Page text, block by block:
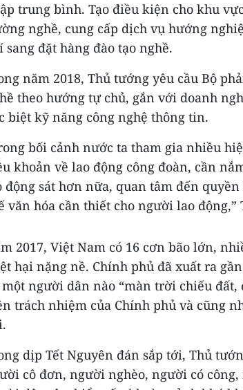
trung bình. Tạo điều kiện cho khu
nghề, cung cấp dịch vụ hướng
sang đặt hàng đào tạo nghề.
năm 2018, Thủ tướng yêu cầu Bộ
theo hướng tự chủ, gắn với doanh
biệt kỹ năng công nghệ thông tin.
bối cảnh nước ta tham gia nhiều
khoản về lao động công đoàn, cần
động sát hơn nữa, quan tâm đến
văn hóa cần thiết cho người lao
2017, Việt Nam có 16 cơn bão lớn,
hại nặng nề. Chính phủ đã xuất ra
một người dân nào “màn trời chiếu
trách nhiệm của Chính phủ và cũng
dịp Tết Nguyên đán sắp tới, Thủ
cô đơn, người nghèo, người có